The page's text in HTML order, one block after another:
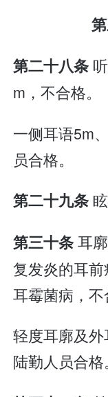
第二十八条
m，不合格。
一侧耳语5m
员合格。
第二十九条
第三十条耳
复发炎的耳前
耳霉菌病，不
轻度耳廓及外
陆勤人员合格。